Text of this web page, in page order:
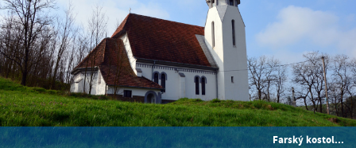
Farský kostol...